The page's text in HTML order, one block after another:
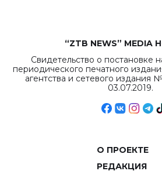
“ZTB NEWS” MEDIA
Свидетельство о постановке
периодического печатного
агентства и сетевого издания
03.07.2019.
О ПРОЕКТЕ
РЕДАКЦИЯ